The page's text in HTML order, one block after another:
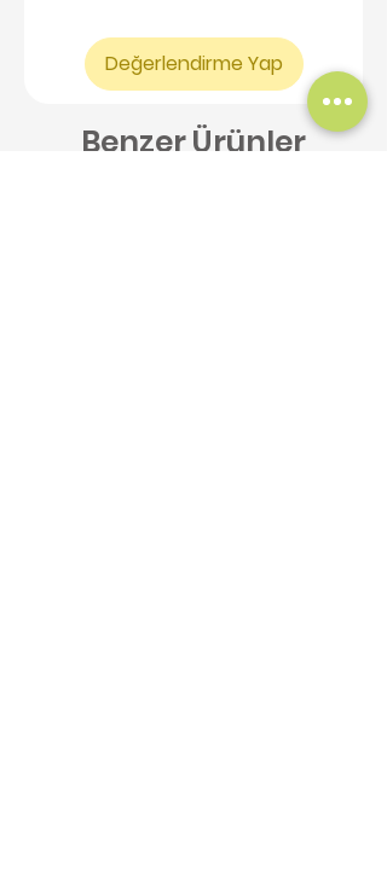
Değerlendirme Yap
Benzer Ürünler